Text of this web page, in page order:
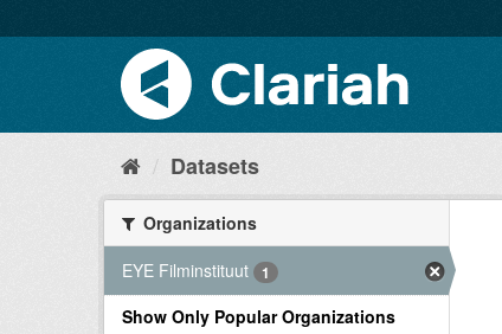
Datasets
Organizations
EYE Filminstituut
1
Show Only Popular Organizations